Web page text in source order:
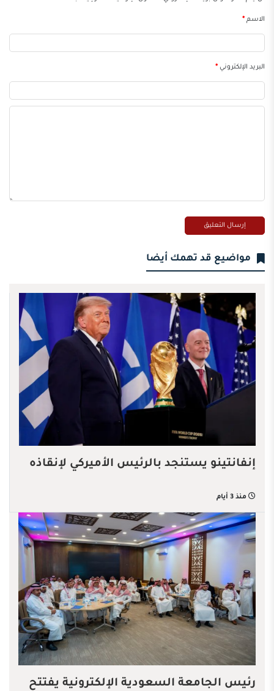
الاسم*
البريد الإلكتروني*
مواضيع قد تهمك أيضا
إنفانتينو يستنجد بالرئيس الأميركي لإنقاذه
منذ 3 أيام
رئيس الجامعة السعودية الإلكترونية يفتتح